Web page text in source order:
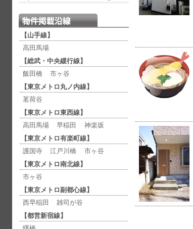
【山手線】
高田馬場
【総武・中央緩行線】
飯田橋
市ヶ谷
【東京メトロ丸ノ内線】
茗荷谷
【東京メトロ東西線】
高田馬場
早稲田
神楽坂
【東京メトロ有楽町線】
護国寺
江戸川橋
市ヶ谷
【東京メトロ南北線】
市ヶ谷
【東京メトロ副都心線】
西早稲田
雑司が谷
【都営新宿線】